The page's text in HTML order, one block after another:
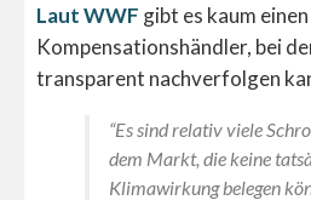
Laut WWF gibt es kaum einen
Kompensationshändler, bei
transparent nachverfolgen
“Es sind relativ viele
dem Markt, die keine
Klimawirkung belegen